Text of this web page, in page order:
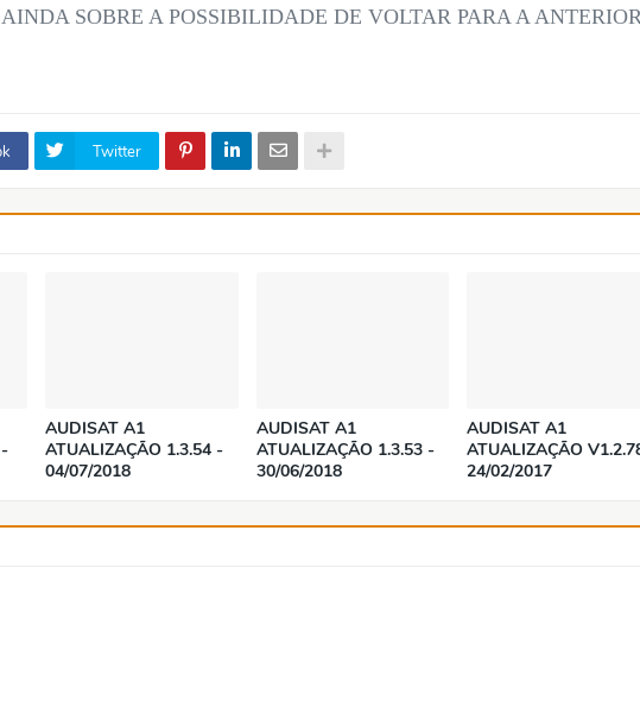
SOBRE A POSSIBILIDADE DE VOLTAR PARA A
Twitter
AUDISAT A1
ATUALIZAÇÃO 1.3.54 -
04/07/2018
AUDISAT A1
ATUALIZAÇÃO 1.3.53 -
30/06/2018
AUDISAT A1
ATUALIZAÇÃO
24/02/2017